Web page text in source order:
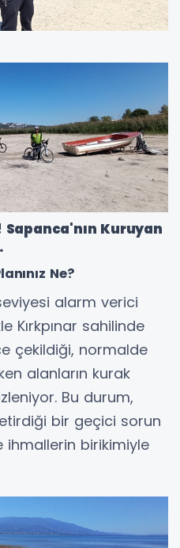
Sapanca'nın Kuruyan
Ne?
alarm verici
Kırkpınar sahilinde
çekildiği, normalde
alanların kurak
Bu durum,
bir geçici sorun
ihmallerin birikimiyle